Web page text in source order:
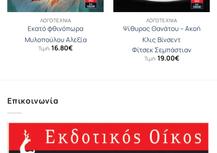
ΛΟΓΟΤΕΧΝΊΑ
Εκατό φθινόπωρα
Μυλοπούλου Αλεξία
Τιμή: 16.80€
ΛΟΓΟΤΕΧΝΊΑ
Ψίθυρος Θανάτου – Ακοή
Κλις Βίνσεντ
Φίτσεκ Σεμπάστιαν
Τιμή: 19.00€
Επικοινωνία